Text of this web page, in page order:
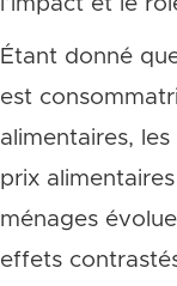
Étant donné
est
alimentaires,
prix
ménages
effets